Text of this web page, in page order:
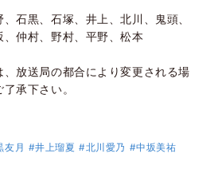
石黒、石塚、井上、北川、鬼頭、
仲村、野村、平野、松本
放送局の都合により変更される場
承下さい。
友月 #井上瑠夏 #北川愛乃 #中坂美祐